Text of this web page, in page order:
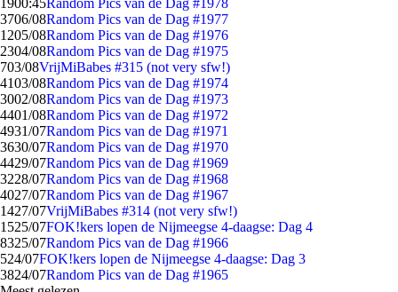
1900:45Random Pics van de Dag #1978
3706/08Random Pics van de Dag #1977
1205/08Random Pics van de Dag #1976
2304/08Random Pics van de Dag #1975
703/08VrijMiBabes #315 (not very sfw!)
4103/08Random Pics van de Dag #1974
3002/08Random Pics van de Dag #1973
4401/08Random Pics van de Dag #1972
4931/07Random Pics van de Dag #1971
3630/07Random Pics van de Dag #1970
4429/07Random Pics van de Dag #1969
3228/07Random Pics van de Dag #1968
4027/07Random Pics van de Dag #1967
1427/07VrijMiBabes #314 (not very sfw!)
1525/07FOK!kers lopen de Nijmeegse 4-daagse: Dag 4
8325/07Random Pics van de Dag #1966
524/07FOK!kers lopen de Nijmeegse 4-daagse: Dag 3
3824/07Random Pics van de Dag #1965